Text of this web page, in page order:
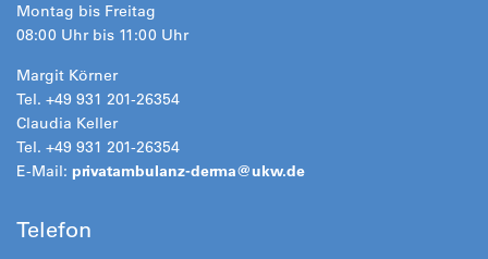
Montag bis Freitag
08:00 Uhr bis 11:00 Uhr
Margit Körner
Tel. +49 931 201-26354
Claudia Keller
Tel. +49 931 201-26354
E-Mail: privatambulanz-derma@ukw.de
Telefon